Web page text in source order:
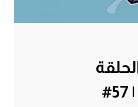
الرمضانية #57 | 57#